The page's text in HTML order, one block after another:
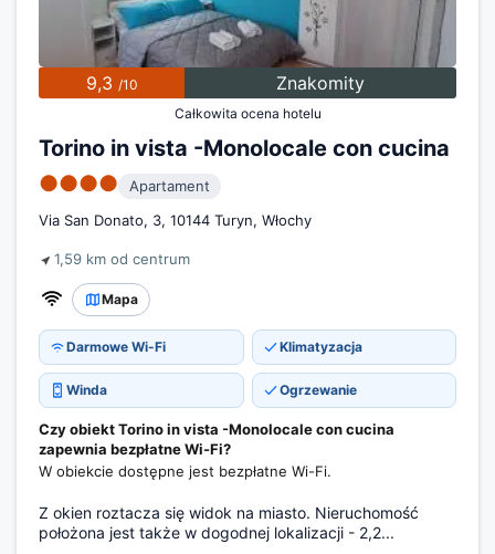
9,3 /10 Znakomity
Całkowita ocena hotelu
Torino in vista -Monolocale con cucina
●●●●
Apartament
Via San Donato, 3, 10144 Turyn, Włochy
1,59 km od centrum
Mapa
Darmowe Wi-Fi Klimatyzacja
Winda Ogrzewanie
Czy obiekt Torino in vista -Monolocale con cucina
zapewnia bezpłatne Wi-Fi?
W obiekcie dostępne jest bezpłatne Wi-Fi.
Z okien roztacza się widok na miasto. Nieruchomość
położona jest także w dogodnej lokalizacji - 2,2...